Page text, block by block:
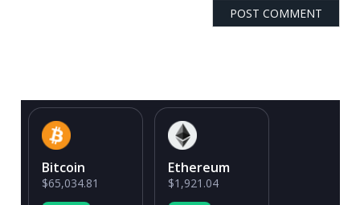
Bitcoin
$65,034.81
Ethereum
$1,921.04